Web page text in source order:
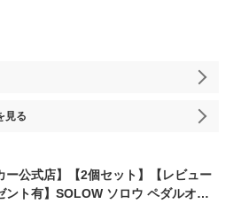
ード下 棚下 カウンター下 キッチン
ング コンパクト シンプル 送料無料
見る
ー公式店】【2個セット】【レビュー
ント有】SOLOW ソロウ ペダルオー